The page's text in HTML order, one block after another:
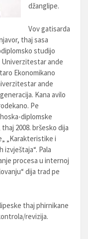
džanglipe.
Vov gatisarda
thaj sasa
studijo
ande
Ekonomikano
ande
Kana avilo
Pe
diplomske
2008. bršesko dija
„Karakteristike i
Pala
procesa u internoj
dija trad pe
thaj phirnikane
revizija.